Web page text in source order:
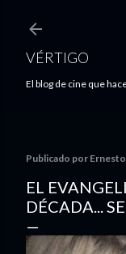
VÉRTIGO
El blog de cine que
Publicado por
EL
DÉCADA...